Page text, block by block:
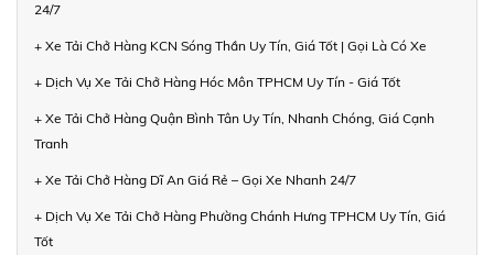
24/7
+ Xe Tải Chở Hàng KCN Sóng Thần Uy Tín, Giá Tốt | Gọi Là Có Xe
+ Dịch Vụ Xe Tải Chở Hàng Hóc Môn TPHCM Uy Tín - Giá Tốt
+ Xe Tải Chở Hàng Quận Bình Tân Uy Tín, Nhanh Chóng, Giá Cạnh
Tranh
+ Xe Tải Chở Hàng Dĩ An Giá Rẻ – Gọi Xe Nhanh 24/7
+ Dịch Vụ Xe Tải Chở Hàng Phường Chánh Hưng TPHCM Uy Tín, Giá
Tốt